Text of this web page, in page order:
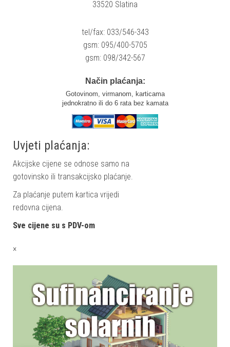
33520 Slatina
tel/fax: 033/546-343
gsm: 095/400-5705
gsm: 098/342-567
Način plaćanja:
Gotovinom, virmanom, karticama
jednokratno ili do 6 rata bez kamata
Uvjeti plaćanja:
Akcijske cijene se odnose samo na
gotovinsko ili transakcijsko plaćanje.
Za plaćanje putem kartica vrijedi
redovna cijena.
Sve cijene su s PDV-om
×